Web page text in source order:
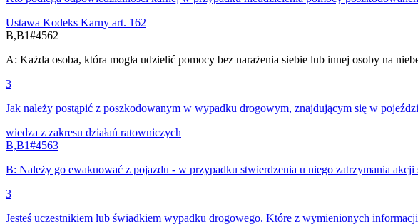
Ustawa Kodeks Karny art. 162
B,B1#4562
A: Każda osoba, która mogła udzielić pomocy bez narażenia siebie lub innej osoby na
3
Jak należy postąpić z poszkodowanym w wypadku drogowym, znajdującym się w
wiedza z zakresu działań ratowniczych
B,B1#4563
B: Należy go ewakuować z pojazdu - w przypadku stwierdzenia u niego zatrzymania akcji
3
Jesteś uczestnikiem lub świadkiem wypadku drogowego. Które z wymienionych